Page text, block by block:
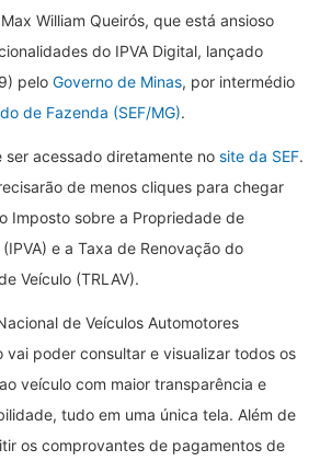
William Queirós, que está ansioso
do IPVA Digital, lançado
pelo Governo de Minas, por intermédio
de Fazenda (SEF/MG).
ser acessado diretamente no site da SEF.
de menos cliques para chegar
Imposto sobre a Propriedade de
e a Taxa de Renovação do
Veículo (TRLAV).
de Veículos Automotores
vai poder consultar e visualizar todos os
veículo com maior transparência e
tudo em uma única tela. Além de
os comprovantes de pagamentos de